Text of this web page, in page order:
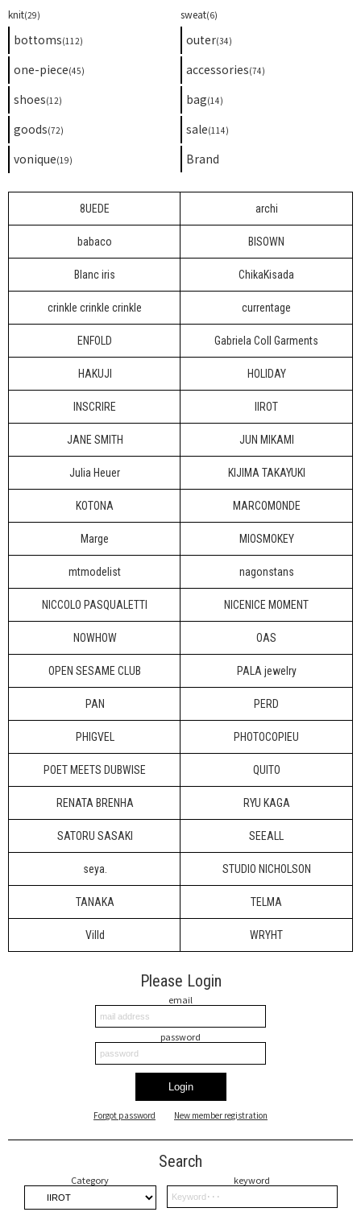
knit(29) sweat(6)
bottoms(112) outer(34)
one-piece(45) accessories(74)
shoes(12) bag(14)
goods(72) sale(114)
vonique(19) Brand
8UEDE archi
babaco BISOWN
Blanc iris ChikaKisada
crinkle crinkle crinkle currentage
ENFOLD Gabriela Coll Garments
HAKUJI HOLIDAY
INSCRIRE IIROT
JANE SMITH JUN MIKAMI
Julia Heuer KIJIMA TAKAYUKI
KOTONA MARCOMONDE
Marge MIOSMOKEY
mtmodelist nagonstans
NICCOLO PASQUALETTI NICENICE MOMENT
NOWHOW OAS
OPEN SESAME CLUB PALA jewelry
PAN PERD
PHIGVEL PHOTOCOPIEU
POET MEETS DUBWISE QUITO
RENATA BRENHA RYU KAGA
SATORU SASAKI SEEALL
seya. STUDIO NICHOLSON
TANAKA TELMA
Villd WRYHT
Please Login
email
password
Login
Forgot password New member registration
Search
Category keyword